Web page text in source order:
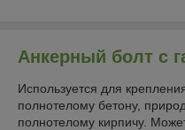
Анкерный болт с
Используется для
полнотелому бетону,
полнотелому кирпичу.